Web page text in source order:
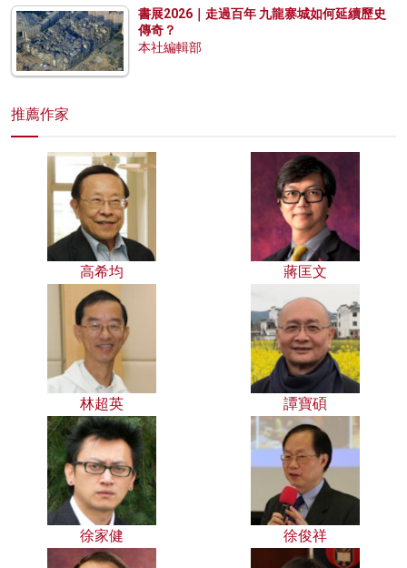
書展2026｜走過百年 九龍寨城如何延續歷史
傳奇？
本社編輯部
推薦作家
高希均 蔣匡文
林超英 譚寶碩
徐家健 徐俊祥